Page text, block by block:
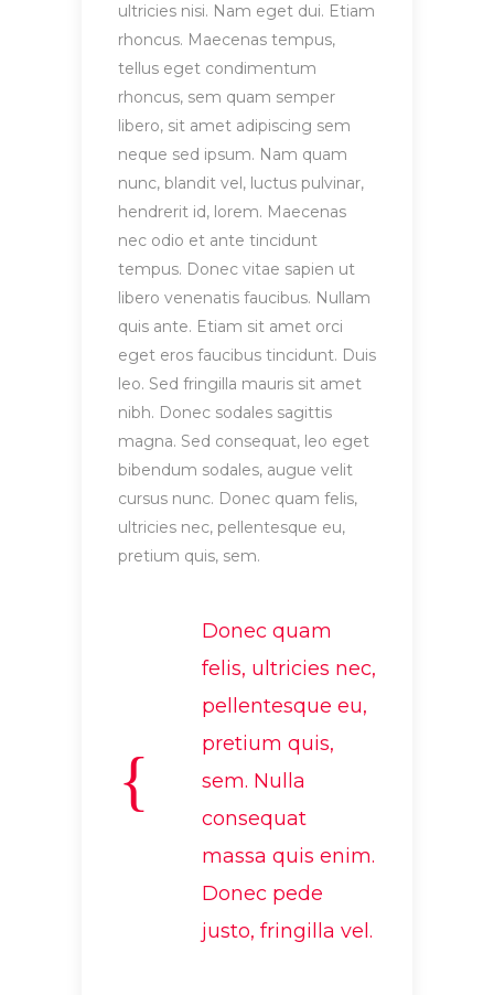
ultricies nisi. Nam eget dui. Etiam
rhoncus. Maecenas tempus,
tellus eget condimentum
rhoncus, sem quam semper
libero, sit amet adipiscing sem
neque sed ipsum. Nam quam
nunc, blandit vel, luctus pulvinar,
hendrerit id, lorem. Maecenas
nec odio et ante tincidunt
tempus. Donec vitae sapien ut
libero venenatis faucibus. Nullam
quis ante. Etiam sit amet orci
eget eros faucibus tincidunt. Duis
leo. Sed fringilla mauris sit amet
nibh. Donec sodales sagittis
magna. Sed consequat, leo eget
bibendum sodales, augue velit
cursus nunc. Donec quam felis,
ultricies nec, pellentesque eu,
pretium quis, sem.
Donec quam
felis, ultricies nec,
pellentesque eu,
pretium quis,
sem. Nulla
consequat
massa quis enim.
Donec pede
justo, fringilla vel.